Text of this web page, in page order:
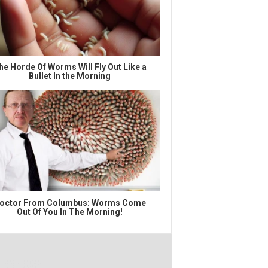
Horde Of Worms Will Fly Out Like a
Bullet In the Morning
From Columbus: Worms Come
Out Of You In The Morning!